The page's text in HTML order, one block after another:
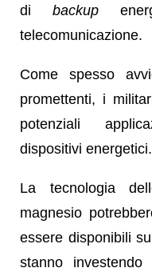
dibackup
telecomunicazione.
Come spesso
promettenti, i
potenziali
dispositivi energetici.
La tecnologia
magnesio
essere disponibili
stanno